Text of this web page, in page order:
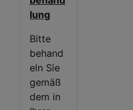
lung
Bitte
behand
eln Sie
gemäß
dem in